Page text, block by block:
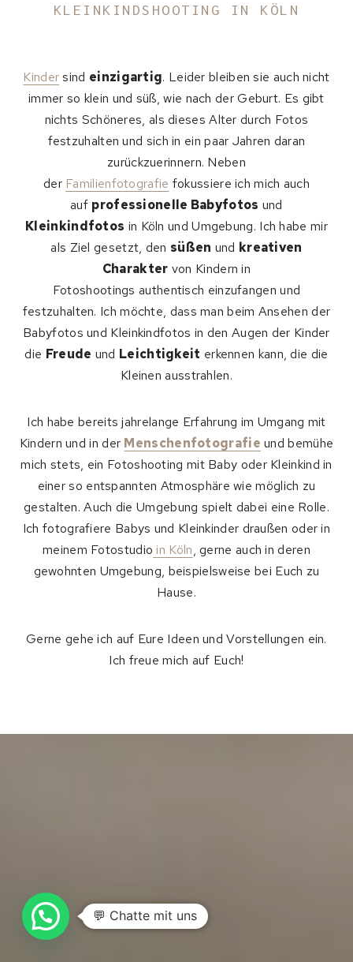
KLEINKINDSHOOTING IN KÖLN
Kindersind einzigartig. Leider bleiben sie auch nicht
immer so klein und süß, wie nach der Geburt. Es gibt
nichts Schöneres, als dieses Alter durch Fotos
festzuhalten und sich in ein paar Jahren daran
zurückzuerinnern. Neben
der Familienfotografie fokussiere ich mich auch
auf professionelle Babyfotos und
Kleinkindfotos in Köln und Umgebung. Ich habe mir
als Ziel gesetzt, den süßen und kreativen
Charakter von Kindern in
Fotoshootings authentisch einzufangen und
festzuhalten. Ich möchte, dass man beim Ansehen der
Babyfotos und Kleinkindfotos in den Augen der Kinder
die Freude und Leichtigkeit erkennen kann, die die
Kleinen ausstrahlen.
Ich habe bereits jahrelange Erfahrung im Umgang mit
Kindern und in der Menschenfotografie und bemühe
mich stets, ein Fotoshooting mit Baby oder Kleinkind in
einer so entspannten Atmosphäre wie möglich zu
gestalten. Auch die Umgebung spielt dabei eine Rolle.
Ich fotografiere Babys und Kleinkinder draußen oder in
meinem Fotostudio in Köln, gerne auch in deren
gewohnten Umgebung, beispielsweise bei Euch zu
Hause.
Gerne gehe ich auf Eure Ideen und Vorstellungen ein.
Ich freue mich auf Euch!
💬 Chatte mit uns